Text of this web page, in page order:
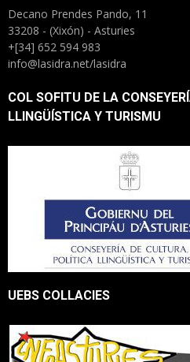
Decano Prendes Pando, 11
33208 - (Xixón) - Asturies
+[34] 652 594 983
info@lasidra.net/lasidra
COL SOFITU DE LA
LLINGÜÍSTICA Y TURISMU
UEBS COLLACIES